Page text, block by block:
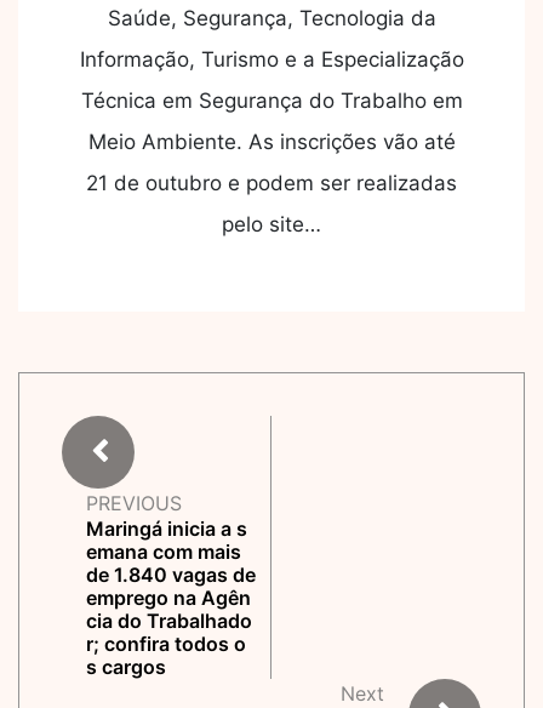
Saúde, Segurança, Tecnologia da
Informação, Turismo e a Especialização
Técnica em Segurança do Trabalho em
Meio Ambiente. As inscrições vão até
21 de outubro e podem ser realizadas
pelo site…
PREVIOUS
Maringá inicia a s
emana com mais
de 1.840 vagas de
emprego na Agên
cia do Trabalhado
r; confira todos o
s cargos
Next